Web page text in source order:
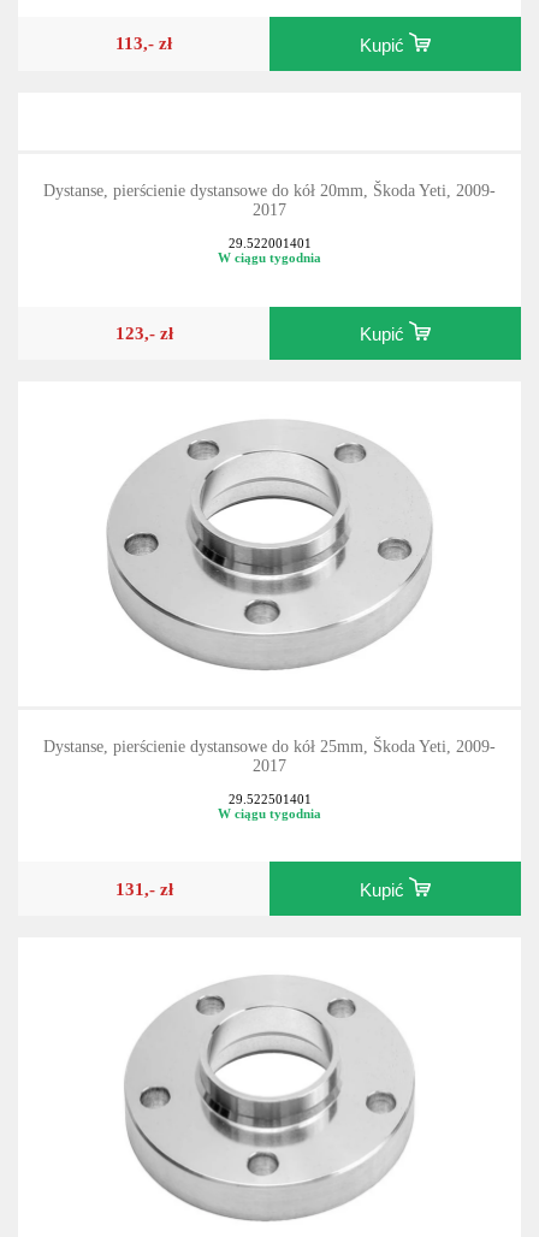
113,- zł Kupić
Dystanse, pierścienie dystansowe do kół 20mm, Škoda Yeti, 2009-
2017
29.522001401
W ciągu tygodnia
123,- zł Kupić
Dystanse, pierścienie dystansowe do kół 25mm, Škoda Yeti, 2009-
2017
29.522501401
W ciągu tygodnia
131,- zł Kupić